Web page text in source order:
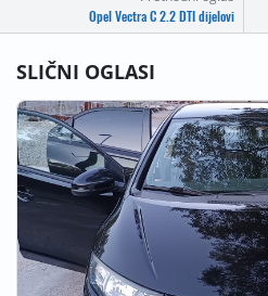
Opel Vectra C 2.2 DTI dijelovi
SLIČNI OGLASI